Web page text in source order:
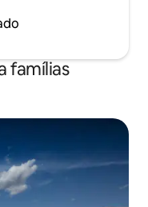
famílias